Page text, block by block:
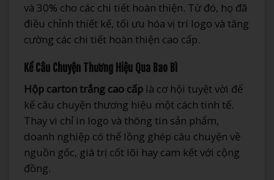
và 30% cho các chi tiết hoàn thiện. Từ đó, họ đã
điều chỉnh thiết kế, tối ưu hóa vị trí logo và tăng
cường các chi tiết hoàn thiện cao cấp.
Kể Câu Chuyện Thương Hiệu Qua Bao Bì
Hộp carton trắng cao cấp là cơ hội tuyệt vời để
kể câu chuyện thương hiệu một cách tinh tế.
Thay vì chỉ in logo và thông tin sản phẩm,
doanh nghiệp có thể lồng ghép câu chuyện về
nguồn gốc, giá trị cốt lõi hay cam kết với cộng
đồng.